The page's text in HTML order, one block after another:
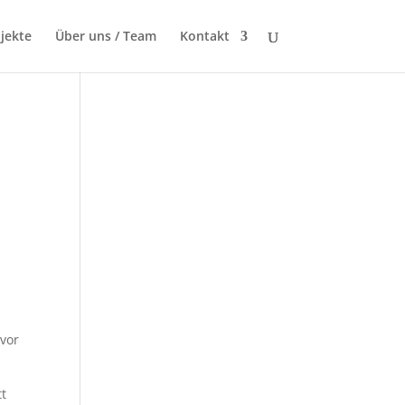
Über uns / Team Kontakt